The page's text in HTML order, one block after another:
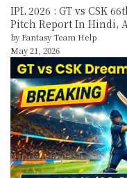
IPL 2026 : GT vs CSK
Pitch Report In Hindi,
by Fantasy Team Help
May 21, 2026